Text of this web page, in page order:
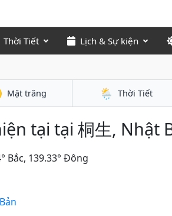
Thời Tiết Lịch & Sự kiện
Mặt trăng 🌦️ Thời Tiết
tại tại 桐生, Nhật
Bắc, 139.33° Đông